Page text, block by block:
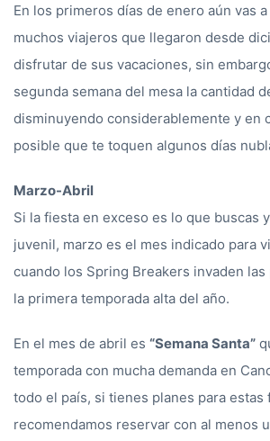
En los primeros días de enero aún vas
muchos viajeros que llegaron desde
disfrutar de sus vacaciones, sin
segunda semana del mesa la cantidad
disminuyendo considerablemente y en
posible que te toquen algunos días
Marzo-Abril
Si la fiesta en exceso es lo que buscas
juvenil, marzo es el mes indicado para
cuando los Spring Breakers invaden las
la primera temporada alta del año.
En el mes de abril es “Semana Santa”
temporada con mucha demanda en
todo el país, si tienes planes para estas
recomendamos reservar con al menos